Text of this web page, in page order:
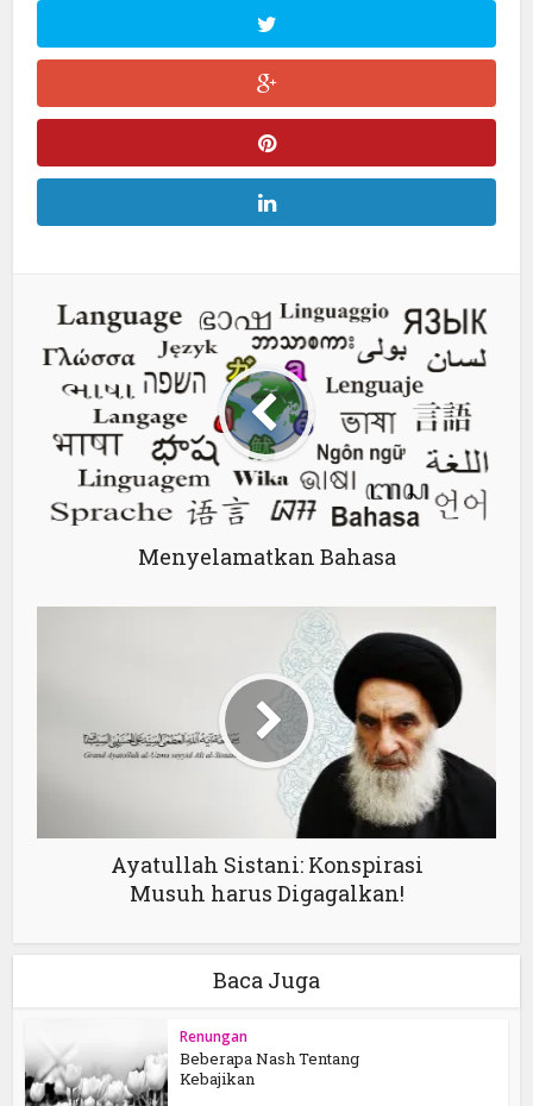
Menyelamatkan Bahasa
Ayatullah Sistani: Konspirasi
Musuh harus Digagalkan!
Baca Juga
Renungan
Beberapa Nash Tentang
Kebajikan